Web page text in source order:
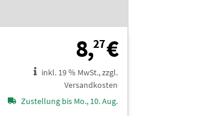
8,27€8,27 €
inkl. 19 % MwSt., zzgl.
Versandkosten
Zustellung bis Mo., 10. Aug.